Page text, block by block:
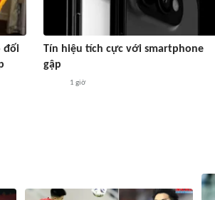
đối
Tín hiệu tích cực với smartphone
gập
1 giờ